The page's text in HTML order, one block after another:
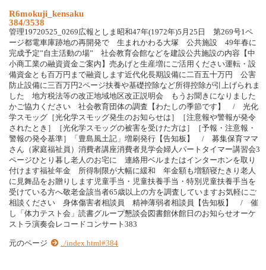
R6mokuji_kensaku
384/3538
管理19720525_0269広報としま昭和47年(1972年)5月25日 第269号1ペ
ージ都電車庫跡地の再開発で 生まれかわる大塚 公共施設 49年春に
完成予定”自主活動の場” 社会教育会館などを建設公共施設の内容【中
小商工業の融資資金ご案内】売あげと生産増にご活用ください運転・設
備資金とも百万円まで融資します近代化長期設備に二百五十万円 公害
防止設備に三百万円2ページ扶養や基礎控除など所得控除が引上げられま
した 地方税法等の改正地域地区改正説明会 もうお聞きになりました
かご協力ください 社会教育団体の調査【わたしの季節です】 / 光化
学スモッグ［光化学スモッグ発生のお知らせは］［注意報や警報が発令
されたとき］［光化学スモッグの被害を受けた方は］［予報・注意報・
警報の発令基準］「豊島風土記」増刷発行【告知板】 / 募集保育ママ
さん（家庭福祉員）消費者講座消費者見学会婦人パートタイマー講習会3
ページひとり暮し老人のお宅に 連絡用ベルまたはインターホンを取り
付けます福祉年金 所得制限が大幅に緩和 年金額も増額寝たきり老人
に見舞品をお贈りします児童手当・児童扶養手当・特別児童扶養手当を
受けている方へ敬老金該当者65歳以上の方を調査していますお気軽にご
相談ください 身体傷害者相談員 精神薄弱者相談員【告知板】 / 催
し「体力テスト会」読書グループ懇談会図書館休館日のお知らせオーケ
ストラ演奏会レコードコンサート383
元のページ ../index.html#384